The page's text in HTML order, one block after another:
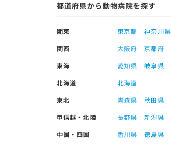
都道府県から動物病院を探す
関東 東京都 神奈川県
関西
大阪府 京都府
東海
愛知県 岐阜県
北海道
北海道
東北
青森県 秋田県
甲信越・北陸
長野県 新潟県
中国・四国
香川県 徳島県